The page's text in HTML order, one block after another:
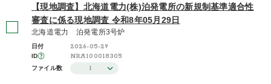
【現地調査】北海道電力(株)泊発電所の新規制基準適合性
審査に係る現地調査 令和8年05月29日
北海道電力 泊発電所3号炉
日付 2026-05-29
ID NRA100018305
ファイル数 1